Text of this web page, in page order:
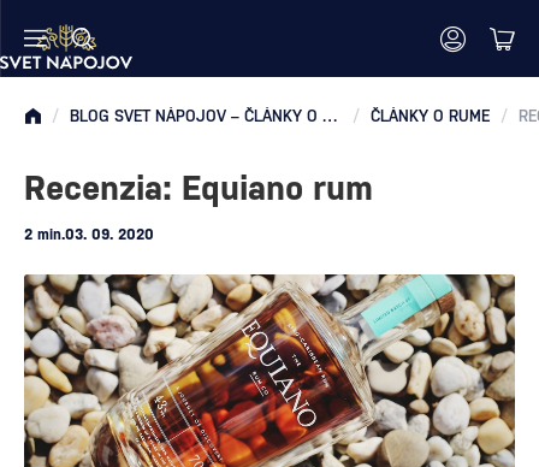
/ BLOG SVET NÁPOJOV – ČLÁNKY O RUME, WHISKY, VÍNE A MIEŠANÝCH DRINKOCH / ČLÁNKY O RUME /
Recenzia: Equiano rum
2 min.03. 09. 2020